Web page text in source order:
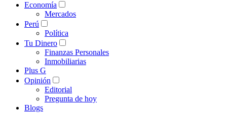
Economía
Mercados
Perú
Política
Tu Dinero
Finanzas Personales
Inmobiliarias
Plus G
Opinión
Editorial
Pregunta de hoy
Blogs